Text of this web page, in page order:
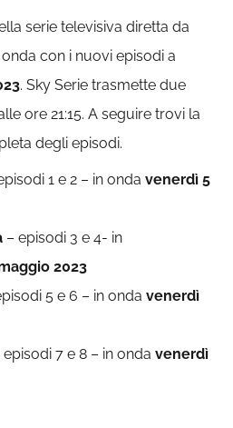
serie televisiva diretta da
con i nuovi episodi a
. Sky Serie trasmette due
ore 21:15. A seguire trovi la
degli episodi.
1 e 2 – in ondavenerdì 5
– episodi 3 e 4- in
2023
5 e 6 – in ondavenerdì
episodi 7 e 8 – in ondavenerdì